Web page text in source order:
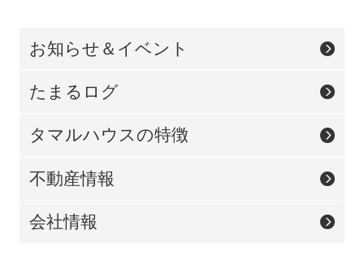
お知らせ＆イベント
たまるログ
タマルハウスの特徴
不動産情報
会社情報